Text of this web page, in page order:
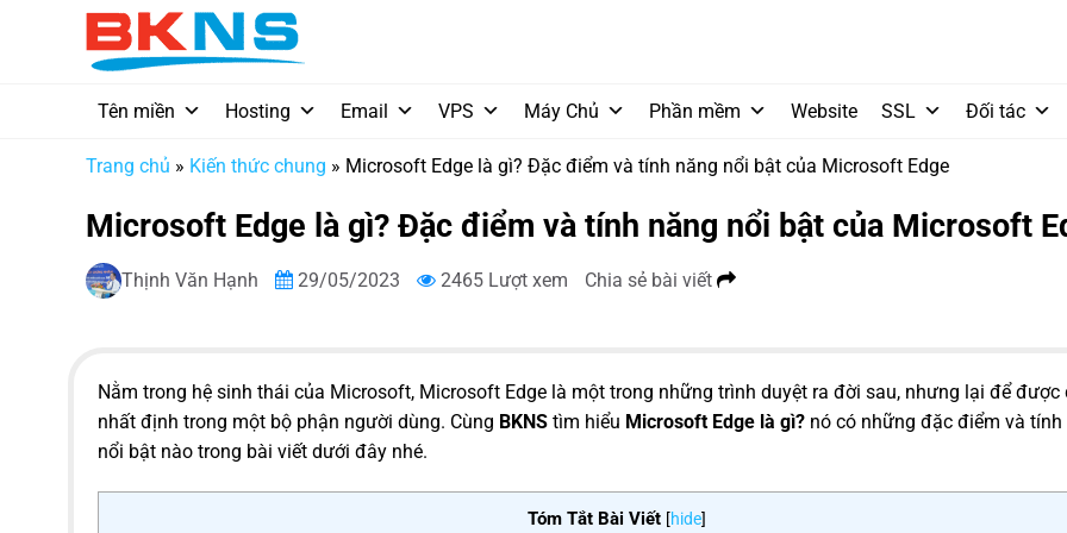
Tên miền Hosting Email VPS Máy Chủ Phần mềm Website SSL Đối tác
Trang chủ » Kiến thức chung » Microsoft Edge là gì? Đặc điểm và tính năng nổi bật của Microsoft Edge
Microsoft Edge là gì? Đặc điểm và tính năng nổi bật của Microsoft
Thịnh Văn Hạnh 29/05/2023 2465 Lượt xem Chia sẻ bài viết
Nằm trong hệ sinh thái của Microsoft, Microsoft Edge là một trong những trình duyệt ra đời sau, nhưng lại để được
nhất định trong một bộ phận người dùng. Cùng BKNS tìm hiểu Microsoft Edge là gì? nó có những đặc điểm và tính
nổi bật nào trong bài viết dưới đây nhé.
Tóm Tắt Bài Viết [hide]